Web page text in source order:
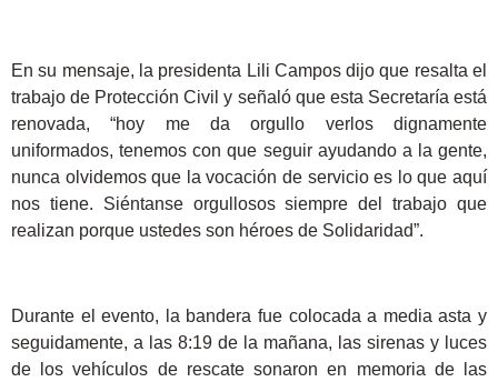
En su mensaje, la presidenta Lili Campos dijo que resalta el
trabajo de Protección Civil y señaló que esta Secretaría está
renovada, “hoy me da orgullo verlos dignamente
uniformados, tenemos con que seguir ayudando a la gente,
nunca olvidemos que la vocación de servicio es lo que aquí
nos tiene. Siéntanse orgullosos siempre del trabajo que
realizan porque ustedes son héroes de Solidaridad”.
Durante el evento, la bandera fue colocada a media asta y
seguidamente, a las 8:19 de la mañana, las sirenas y luces
de los vehículos de rescate sonaron en memoria de las